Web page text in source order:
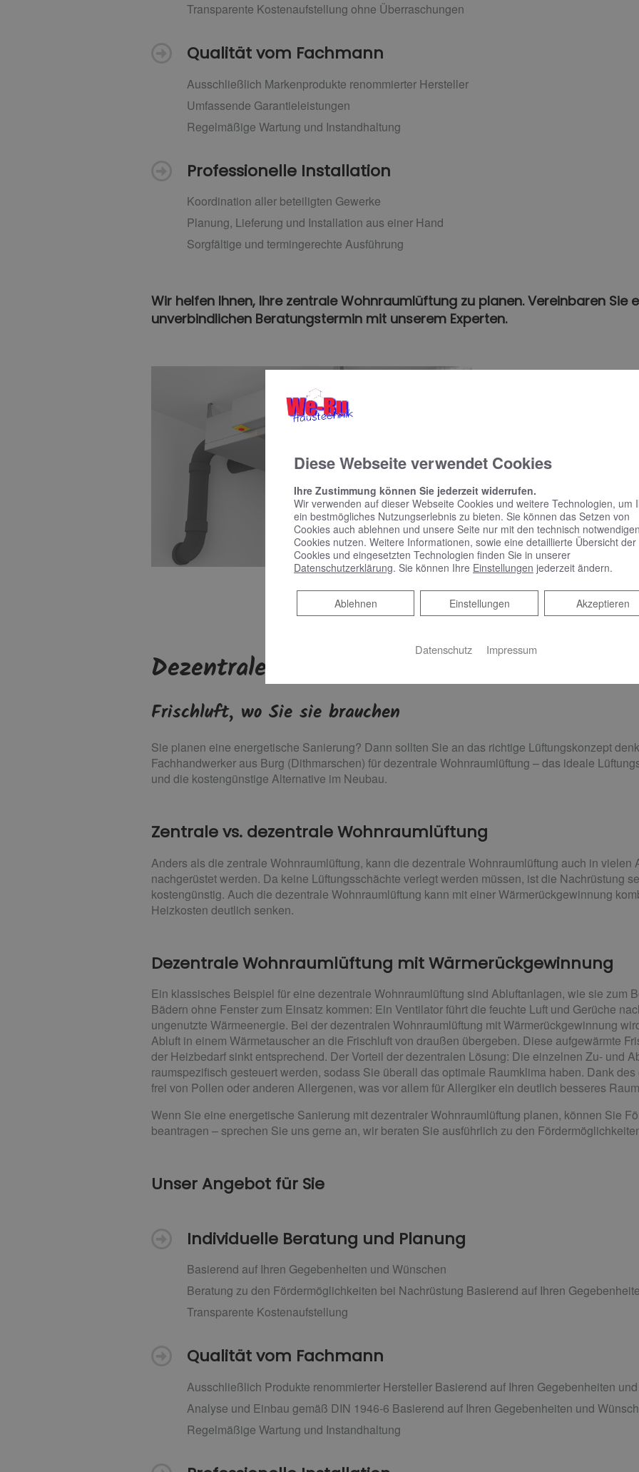
Transparente Kostenaufstellung ohne Überraschungen
Qualität vom Fachmann
Ausschließlich Markenprodukte renommierter Hersteller
Umfassende Garantieleistungen
Regelmäßige Wartung und Instandhaltung
Professionelle Installation
Koordination aller beteiligten Gewerke
Planung, Lieferung und Installation aus einer Hand
Sorgfältige und termingerechte Ausführung
Wir helfen Ihnen, Ihre zentrale Wohnraumlüftung zu planen. Vereinbaren Sie
unverbindlichen Beratungstermin mit unserem Experten.
Dezentrale Wohnraumlüftung
Frischluft, wo Sie sie brauchen
Sie planen eine energetische Sanierung? Dann sollten Sie an das richtige Lüftungskonzept
Fachhandwerker aus Burg (Dithmarschen) für dezentrale Wohnraumlüftung – das ideale
und die kostengünstige Alternative im Neubau.
Zentrale vs. dezentrale Wohnraumlüftung
Anders als die zentrale Wohnraumlüftung, kann die dezentrale Wohnraumlüftung auch in vielen
nachgerüstet werden. Da keine Lüftungsschächte verlegt werden müssen, ist die Nachrüstung
kostengünstig. Auch die dezentrale Wohnraumlüftung kann mit einer Wärmerückgewinnung
Heizkosten deutlich senken.
Dezentrale Wohnraumlüftung mit Wärmerückgewinnung
Ein klassisches Beispiel für eine dezentrale Wohnraumlüftung sind Abluftanlagen, wie sie zum
Bädern ohne Fenster zum Einsatz kommen: Ein Ventilator führt die feuchte Luft und Gerüche
ungenutzte Wärmeenergie. Bei der dezentralen Wohnraumlüftung mit Wärmerückgewinnung
Abluft in einem Wärmetauscher an die Frischluft von draußen übergeben. Diese aufgewärmte
der Heizbedarf sinkt entsprechend. Der Vorteil der dezentralen Lösung: Die einzelnen Zu- und
raumspezifisch gesteuert werden, sodass Sie überall das optimale Raumklima haben. Dank
frei von Pollen oder anderen Allergenen, was vor allem für Allergiker ein deutlich besseres
Wenn Sie eine energetische Sanierung mit dezentraler Wohnraumlüftung planen, können Sie
beantragen – sprechen Sie uns gerne an, wir beraten Sie ausführlich zu den
Unser Angebot für Sie
Individuelle Beratung und Planung
Basierend auf Ihren Gegebenheiten und Wünschen
Beratung zu den Fördermöglichkeiten bei Nachrüstung Basierend auf Ihren
Transparente Kostenaufstellung
Qualität vom Fachmann
Ausschließlich Produkte renommierter Hersteller Basierend auf Ihren Gegebenheiten
Analyse und Einbau gemäß DIN 1946-6 Basierend auf Ihren Gegebenheiten und
Regelmäßige Wartung und Instandhaltung
Diese Webseite verwendet Cookies
Ihre Zustimmung können Sie jederzeit widerrufen.
Wir verwenden auf dieser Webseite Cookies und weitere Technologien, um
ein bestmögliches Nutzungserlebnis zu bieten. Sie können das Setzen von
Cookies auch ablehnen und unsere Seite nur mit den technisch notwendigen
Cookies nutzen. Weitere Informationen, sowie eine detaillierte Übersicht der
Cookies und eingesetzten Technologien finden Sie in unserer
Datenschutzerklärung. Sie können Ihre Einstellungen jederzeit ändern.
Akzeptieren
Einstellungen
Ablehnen
Ablehnen
Datenschutz Impressum